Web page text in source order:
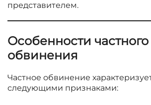
представителем.
Особенности частного
обвинения
Частное обвинение
следующими признаками: